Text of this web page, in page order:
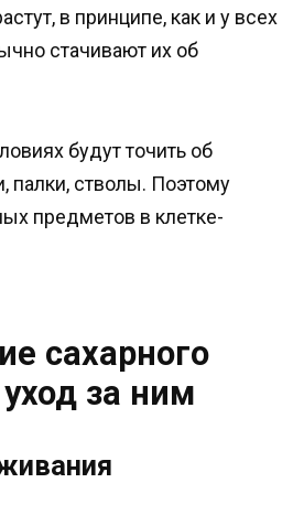
в принципе, как и у всех
стачивают их об
будут точить об
палки, стволы. Поэтому
предметов в клетке-
сахарного
за ним